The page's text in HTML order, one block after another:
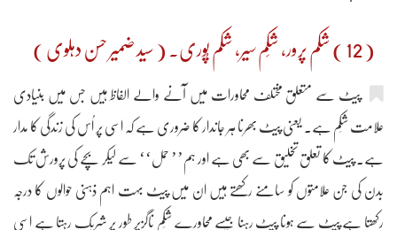
( 12 ) شکم پرور، شِکم سیر، شکم پُوری۔ ( سید ضمیر حسن دہلوی )
پیٹ سے متعلق مختلف محاورات میں آنے والے الفاظ ہیں جس میں بنیادی
علامت شِکم ہے۔ یعنی پیٹ بھرنا ہر جاندار کا ضروری ہے کہ اسی پر اُس کی زندگی کا مدار
ہے۔ پیٹ کا تعلق تخلیق سے بھی ہے اور ہم’’ حمل‘‘ سے لیکر بچے کی پرورش تک
بدن کی جن علامتوں کو سامنے رکھتے ہیں ان میں پیٹ بہت اہم ذہنی حوالوں کا درجہ
رکھتا ہے پیٹ سے ہونا پیٹ رہنا جیسے محاورے شِکم ناگزیر طور پر شریک رہتا ہے اسی